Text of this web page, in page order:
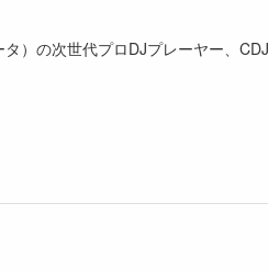
）の次世代プロDJプレーヤー、